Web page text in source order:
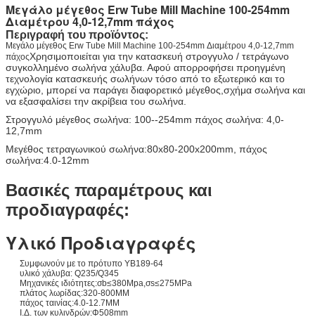
Μεγάλο μέγεθος Erw Tube Mill Machine 100-254mm
Διαμέτρου 4,0-12,7mm πάχος
Περιγραφή του προϊόντος:
Μεγάλο μέγεθος Erw Tube Mill Machine 100-254mm Διαμέτρου 4,0-12,7mm
πάχοςΧρησιμοποιείται για την κατασκευή στρογγυλο / τετράγωνο
συγκολλημένο σωλήνα χάλυβα. Αφού απορροφήσει προηγμένη
τεχνολογία κατασκευής σωλήνων τόσο από το εξωτερικό και το
εγχώριο, μπορεί να παράγει διαφορετικό μέγεθος,σχήμα σωλήνα και
να εξασφαλίσει την ακρίβεια του σωλήνα.
Στρογγυλό μέγεθος σωλήνα: 100--254mm πάχος σωλήνα: 4,0-
12,7mm
Μεγέθος τετραγωνικού σωλήνα:80x80-200x200mm, πάχος
σωλήνα:4.0-12mm
Βασικές παραμέτρους και
προδιαγραφές:
Υλικό Προδιαγραφές
Συμφωνούν με το πρότυπο YB189-64
υλικό χάλυβα: Q235/Q345
Μηχανικές ιδιότητες:σb≤380Mpa,σs≤275MPa
πλάτος λωρίδας:320-800MM
πάχος ταινίας:4.0-12.7MM
Ι.Δ. των κυλινδρών:Φ508mm